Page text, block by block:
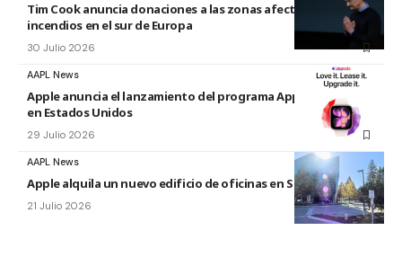
Tim Cook anuncia donaciones a las zonas afectadas por los
incendios en el sur de Europa
30 Julio 2026
AAPL News
Apple anuncia el lanzamiento del programa Apple Upgrade
en Estados Unidos
29 Julio 2026
AAPL News
Apple alquila un nuevo edificio de oficinas en Sunnyvale
21 Julio 2026